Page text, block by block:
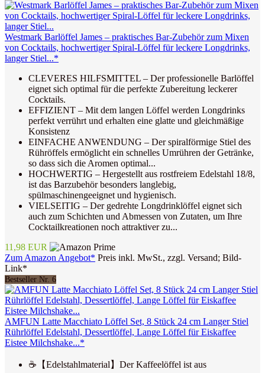
Westmark Barlöffel James – praktisches Bar-Zubehör zum Mixen
von Cocktails, hochwertiger Spiral-Löffel für leckere Longdrinks,
langer Stiel...*
CLEVERES HILFSMITTEL – Der professionelle Barlöffel
eignet sich optimal für die perfekte Zubereitung leckerer
Cocktails.
EFFIZIENT – Mit dem langen Löffel werden Longdrinks
perfekt verrührt und erhalten eine glatte und gleichmäßige
Konsistenz
EINFACHE ANWENDUNG – Der spiralförmige Stiel des
Rühröffels ermöglicht ein schnelles Umrühren der Getränke,
so dass sich die Aromen optimal...
HOCHWERTIG – Hergestellt aus rostfreiem Edelstahl 18/8,
ist das Barzubehör besonders langlebig,
spülmaschinengeeignet und hygienisch.
VIELSEITIG – Der gedrehte Longdrinklöffel eignet sich
auch zum Schichten und Abmessen von Zutaten, um Ihre
Cocktailkreationen noch attraktiver zu...
11,98 EUR
Zum Amazon Angebot* Preis inkl. MwSt., zzgl. Versand; Bild-
Link*
Bestseller Nr. 6
AMFUN Latte Macchiato Löffel Set, 8 Stück 24 cm Langer Stiel
Rührlöffel Edelstahl, Dessertlöffel, Lange Löffel für Eiskaffee
Eistee Milchshake...*
☕【Edelstahlmaterial】Der Kaffeelöffel ist aus